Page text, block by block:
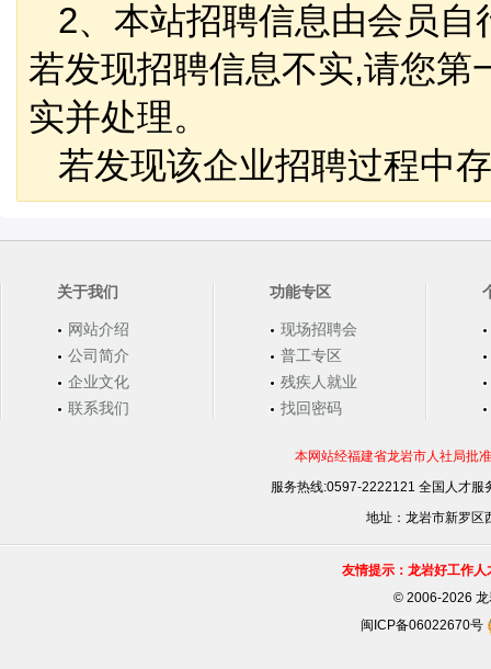
2、本站招聘信息由会员自
若发现招聘信息不实,请您第
实并处理。
若发现该企业招聘过程中
关于我们
网站介绍
公司简介
企业文化
联系我们
功能专区
现场招聘会
普工专区
残疾人就业
找回密码
本网站经福建省龙岩市人社局批
服务热线:0597-2222121 全国人才
地址：龙岩市新罗区
友情提示：龙岩好工作
©2006-2026 龙
闽ICP备06022670号